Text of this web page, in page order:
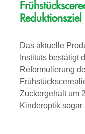
Das aktuelle
Instituts bestätigt
Reformulierung
Zuckergehalt um
Kinderoptik sogar